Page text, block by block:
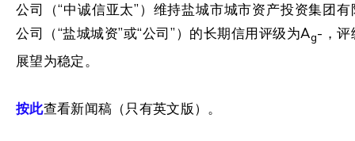
公司（“中诚信亚太”）维持盐城市城市资产投资集团有
公司（“盐城城资”或“公司”）的长期信用评级为Ag-，评
展望为稳定。
按此查看新闻稿（只有英文版）。